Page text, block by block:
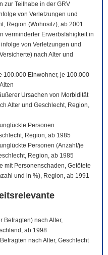
zur Teilhabe in der GRV
von Verletzungen und
Region (Wohnsitz), ab 2001
verminderter Erwerbsfähigkeit in
von Verletzungen und
nach Alter und
100.000 Einwohner, je 100.000
Ursachen von Morbidität
Alter und Geschlecht, Region,
Personen
Region, ab 1985
Personen (Anzahl/je
Region, ab 1985
mit Personenschaden, Getötete
und in %), Region, ab 1991
Befragten) nach Alter,
ab 1998
nach Alter, Geschlecht